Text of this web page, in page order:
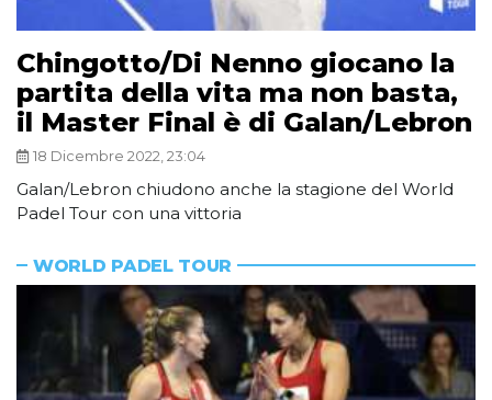
Chingotto/Di Nenno giocano la
partita della vita ma non basta,
il Master Final è di Galan/Lebron
18 Dicembre 2022, 23:04
Galan/Lebron chiudono anche la stagione del World
Padel Tour con una vittoria
WORLD PADEL TOUR